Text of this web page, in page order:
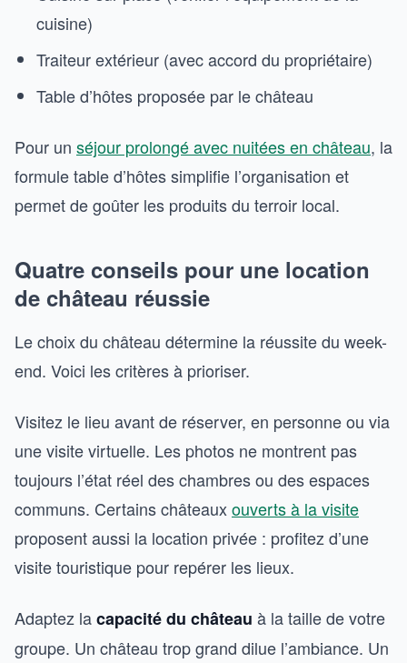
cuisine)
Traiteur extérieur (avec accord du propriétaire)
Table d’hôtes proposée par le château
Pour un séjour prolongé avec nuitées en château, la
formule table d’hôtes simplifie l’organisation et
permet de goûter les produits du terroir local.
Quatre conseils pour une location
de château réussie
Le choix du château détermine la réussite du week-
end. Voici les critères à prioriser.
Visitez le lieu avant de réserver, en personne ou via
une visite virtuelle. Les photos ne montrent pas
toujours l’état réel des chambres ou des espaces
communs. Certains châteauxouverts à la visite
proposent aussi la location privée : profitez d’une
visite touristique pour repérer les lieux.
Adaptez lacapacité du château à la taille de votre
groupe. Un château trop grand dilue l’ambiance. Un